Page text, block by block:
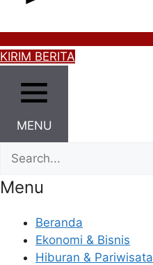
KIRIM BERITA
MENU
Menu
Beranda
Ekonomi & Bisnis
Hiburan & Pariwisata